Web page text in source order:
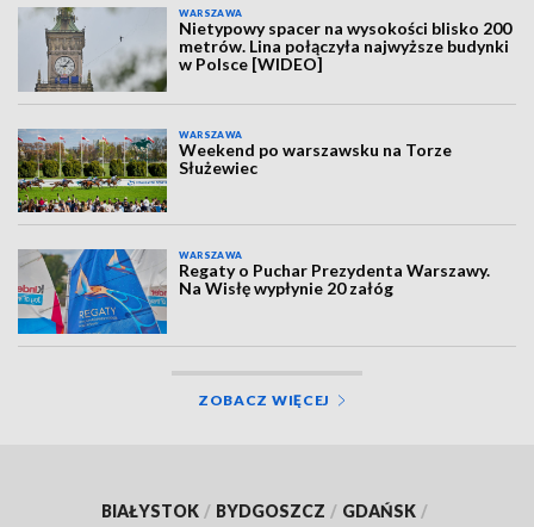
WARSZAWA
Nietypowy spacer na wysokości blisko 200
metrów. Lina połączyła najwyższe budynki
w Polsce [WIDEO]
WARSZAWA
Weekend po warszawsku na Torze
Służewiec
WARSZAWA
Regaty o Puchar Prezydenta Warszawy.
Na Wisłę wypłynie 20 załóg
ZOBACZ WIĘCEJ
BIAŁYSTOK / BYDGOSZCZ / GDAŃSK /